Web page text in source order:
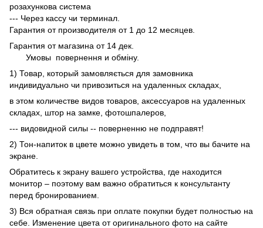
розахункова система
--- Через кассу чи терминал.
Гарантия от производителя от 1 до 12 месяцев.
Гарантия от магазина от 14 дек.
Умовы повернення и обміну.
1) Товар, который замовляється для замовника
индивидуально чи привозиться на удаленных складах,
в этом количестве видов товаров, аксессуаров на удаленных
складах, штор на замке, фотошпалеров,
--- видовидной силы -- поверненню не подправят!
2) Тон-напиток в цвете можно увидеть в том, что вы бачите на
экране.
Обратитесь к экрану вашего устройства, где находится
монитор – поэтому вам важно обратиться к консультанту
перед бронированием.
3) Вся обратная связь при оплате покупки будет полностью на
себе. Изменение цвета от оригинального фото на сайте